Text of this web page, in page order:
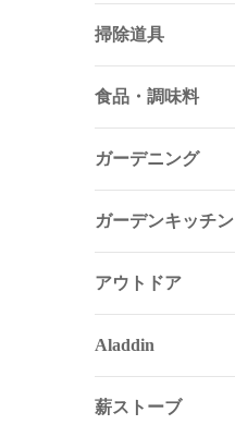
掃除道具
食品・調味料
ガーデニング
ガーデンキッチン
アウトドア
Aladdin
薪ストーブ